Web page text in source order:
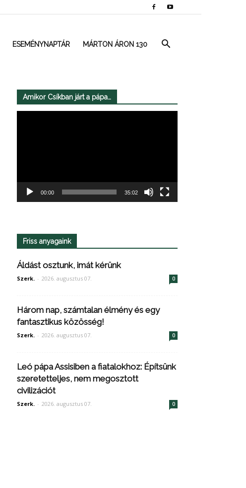
ESEMÉNYNAPTÁR MÁRTON ÁRON 130
Amikor Csíkban járt a pápa…
00:00 35:02
Friss anyagaink
Áldást osztunk, imát kérünk
Szerk. - 2026. augusztus 07. 0
Három nap, számtalan élmény és egy
fantasztikus közösség!
Szerk. - 2026. augusztus 07. 0
Leó pápa Assisiben a fiatalokhoz: Építsünk
szeretetteljes, nem megosztott
civilizációt
Szerk. - 2026. augusztus 07. 0